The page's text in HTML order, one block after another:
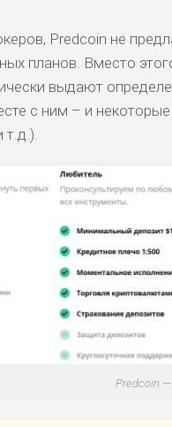
ПОДОЙДЕТ
ВСЕМ
НИЗКИЕ
ПОДОЙДЕТ
ВСЕМ
Predcoin не
планов. Вместо
выдают
с ним – и
Predcoin